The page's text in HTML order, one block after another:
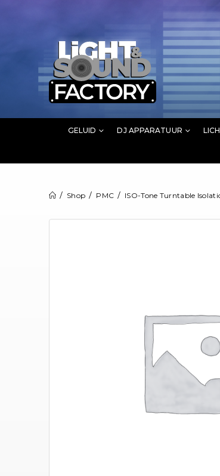
GELUID DJ APPARATUUR
Shop PMC ISO-Tone Turntable